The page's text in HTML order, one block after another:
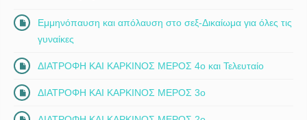
Εμμηνόπαυση και απόλαυση στο σεξ-Δικαίωμα για όλες τις
γυναίκες
ΔΙΑΤΡΟΦΗ ΚΑΙ ΚΑΡΚΙΝΟΣ ΜΕΡΟΣ 4ο και Τελευταίο
ΔΙΑΤΡΟΦΗ ΚΑΙ ΚΑΡΚΙΝΟΣ ΜΕΡΟΣ 3ο